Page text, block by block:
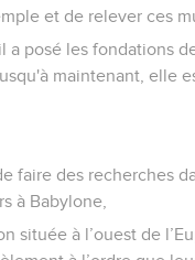
et de relever ces
a posé les fondations
maintenant, elle
faire des recherches
à Babylone,
située à l’ouest de